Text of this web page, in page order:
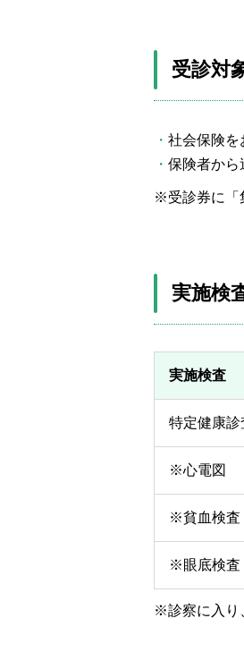
婦人科
病理
受診対
社会保険を
保険者から
受診券に「
実施検
実施検査
特定健康診
※心電図
※貧血検査
※眼底検査
診察に入り